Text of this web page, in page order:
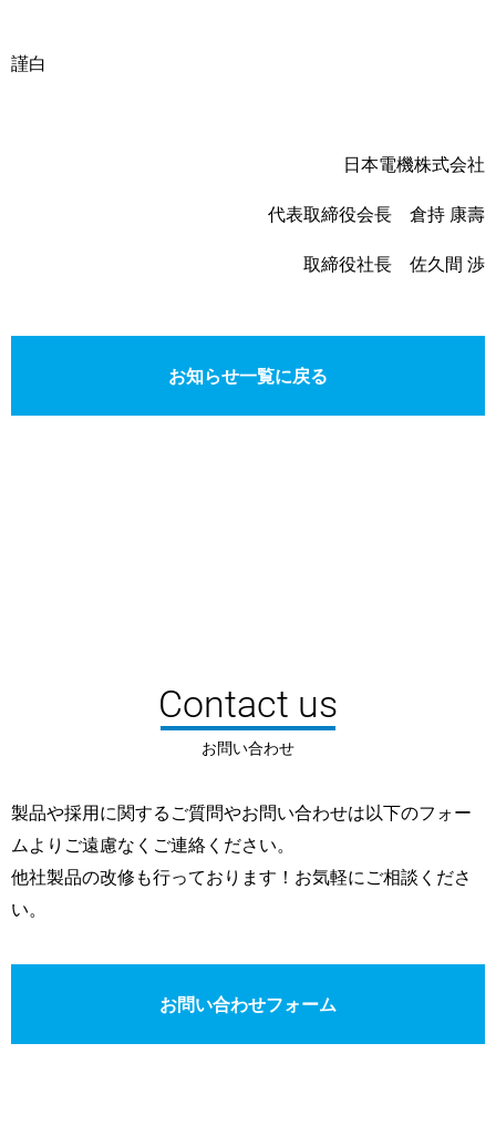
謹白
日本電機株式会社
代表取締役会長 倉持 康壽
取締役社長 佐久間 渉
お知らせ一覧に戻る
Contact us
お問い合わせ
製品や採用に関するご質問やお問い合わせは以下のフォー
ムよりご遠慮なくご連絡ください。
他社製品の改修も行っております！お気軽にご相談くださ
い。
お問い合わせフォーム